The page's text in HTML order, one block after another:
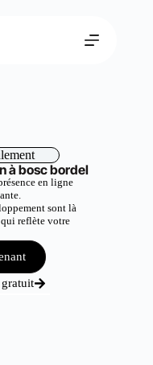
à bosc bordel
en ligne
sont là
qui reflète votre